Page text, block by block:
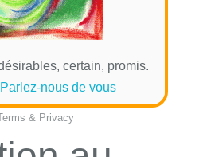
certain, promis.
nous de vous
& Privacy